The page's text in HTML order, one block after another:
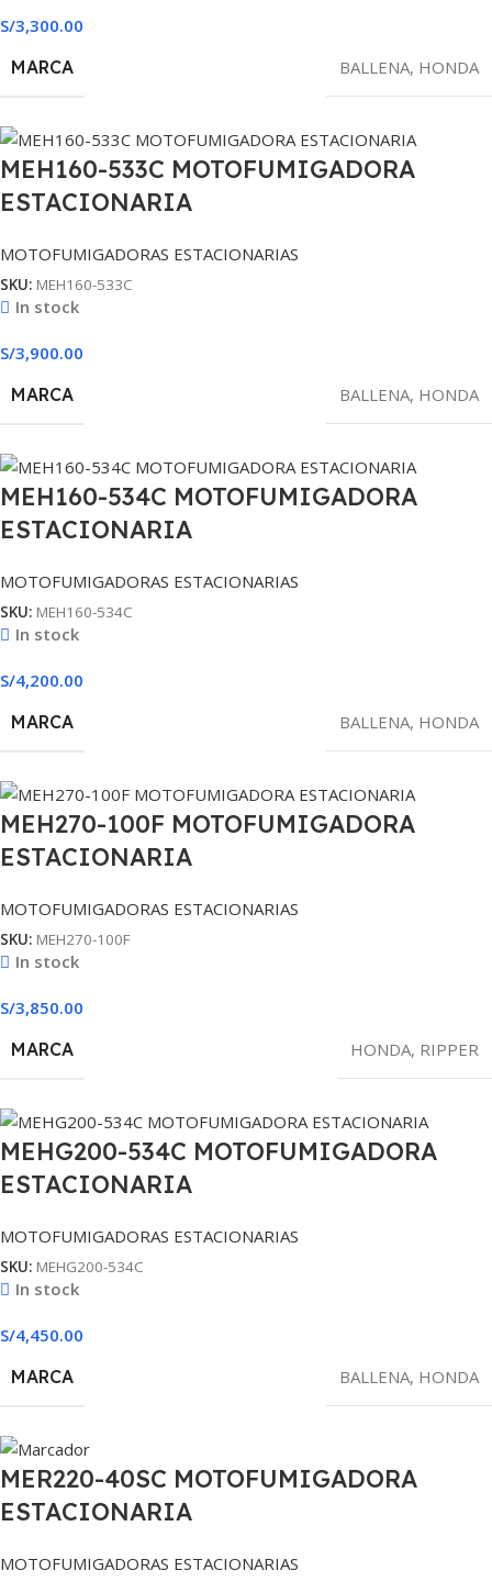
S/3,300.00
MARCA
BALLENA, HONDA
MEH160-533C MOTOFUMIGADORA
ESTACIONARIA
MOTOFUMIGADORAS ESTACIONARIAS
SKU: MEH160-533C
In stock
S/3,900.00
MARCA
BALLENA, HONDA
MEH160-534C MOTOFUMIGADORA
ESTACIONARIA
MOTOFUMIGADORAS ESTACIONARIAS
SKU: MEH160-534C
In stock
S/4,200.00
MARCA
BALLENA, HONDA
MEH270-100F MOTOFUMIGADORA
ESTACIONARIA
MOTOFUMIGADORAS ESTACIONARIAS
SKU: MEH270-100F
In stock
S/3,850.00
MARCA
HONDA, RIPPER
MEHG200-534C MOTOFUMIGADORA
ESTACIONARIA
MOTOFUMIGADORAS ESTACIONARIAS
SKU: MEHG200-534C
In stock
S/4,450.00
MARCA
BALLENA, HONDA
MER220-40SC MOTOFUMIGADORA
ESTACIONARIA
MOTOFUMIGADORAS ESTACIONARIAS